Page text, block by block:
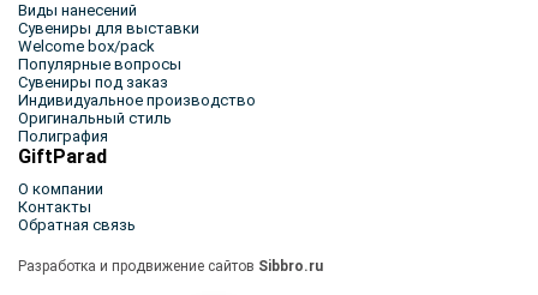
Виды нанесений
Сувениры для выставки
Welcome box/pack
Популярные вопросы
Сувениры под заказ
Индивидуальное производство
Оригинальный стиль
Полиграфия
GiftParad
О компании
Контакты
Обратная связь
Разработка и продвижение сайтов Sibbro.ru